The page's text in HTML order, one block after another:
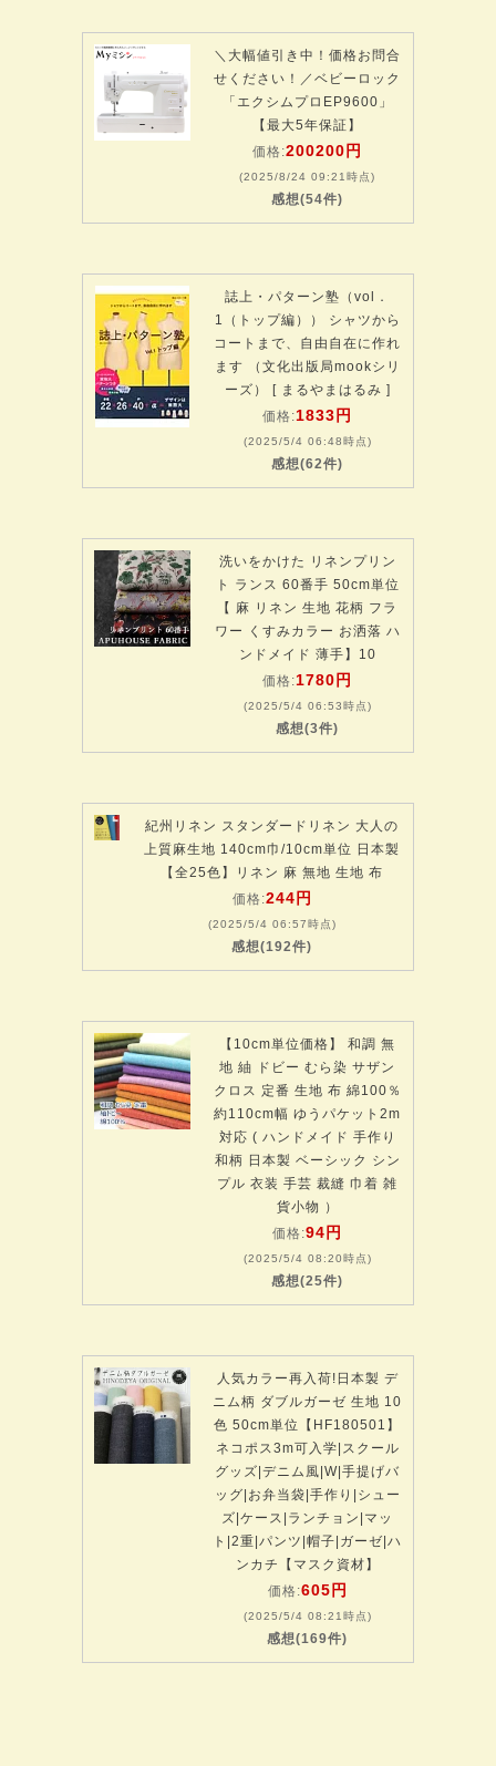
＼大幅値引き中！価格お問合
せください！／ベビーロック
「エクシムプロEP9600」
【最大5年保証】
価格:200200円
(2025/8/24 09:21時点)
感想(54件)
誌上・パターン塾（vol．
1（トップ編）） シャツから
コートまで、自由自在に作れ
ます （文化出版局mookシリ
ーズ） [ まるやまはるみ ]
価格:1833円
(2025/5/4 06:48時点)
感想(62件)
洗いをかけた リネンプリン
ト ランス 60番手 50cm単位
【 麻 リネン 生地 花柄 フラ
ワー くすみカラー お洒落 ハ
ンドメイド 薄手】10
価格:1780円
(2025/5/4 06:53時点)
感想(3件)
紀州リネン スタンダードリネン 大人の
上質麻生地 140cm巾/10cm単位 日本製
【全25色】リネン 麻 無地 生地 布
価格:244円
(2025/5/4 06:57時点)
感想(192件)
【10cm単位価格】 和調 無
地 紬 ドビー むら染 サザン
クロス 定番 生地 布 綿100％
約110cm幅 ゆうパケット2m
対応 ( ハンドメイド 手作り
和柄 日本製 ベーシック シン
プル 衣装 手芸 裁縫 巾着 雑
貨小物 ）
価格:94円
(2025/5/4 08:20時点)
感想(25件)
人気カラー再入荷!日本製 デ
ニム柄 ダブルガーゼ 生地 10
色 50cm単位【HF180501】
ネコポス3m可入学|スクール
グッズ|デニム風|W|手提げバ
ッグ|お弁当袋|手作り|シュー
ズ|ケース|ランチョン|マッ
ト|2重|パンツ|帽子|ガーゼ|ハ
ンカチ【マスク資材】
価格:605円
(2025/5/4 08:21時点)
感想(169件)